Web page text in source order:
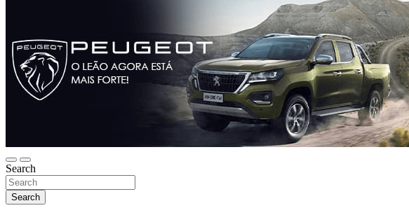
Search
Search